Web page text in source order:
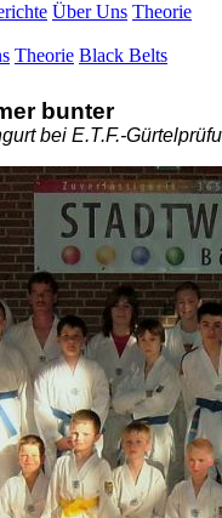
Über Uns Theorie
Theorie Black Belts